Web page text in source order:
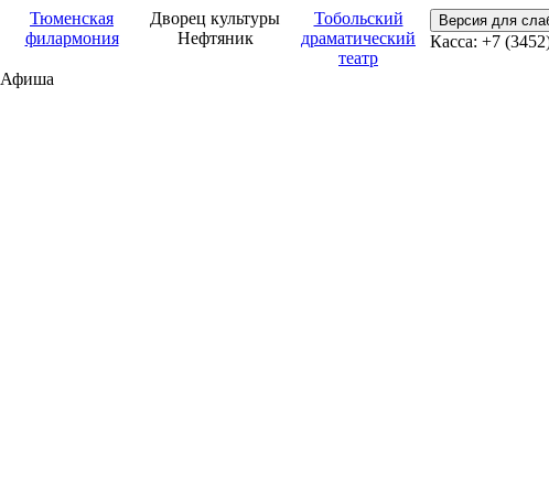
Тюменская
филармония
Дворец культуры
Нефтяник
Тобольский
драматический
театр
Версия для
Касса: +7
Афиша